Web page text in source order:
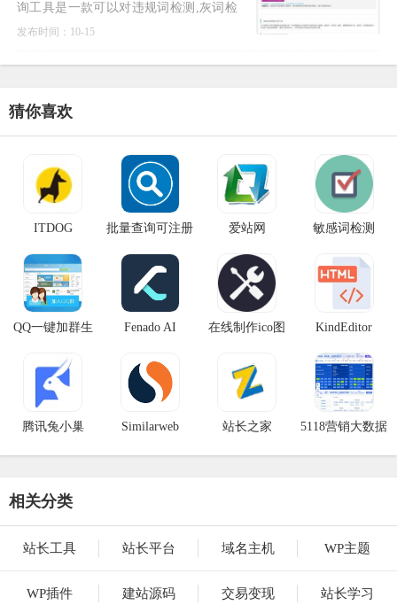
询工具是一款可以对违规词检测,灰词检
测,网络敏感词汇在线检测过滤 的工具。
发布时间：10-15
猜你喜欢
ITDOG
批量查询可注册
爱站网 敏感词检测
QQ一键加群生
Fenado AI
在线制作ico图
KindEditor
腾讯兔小巢 Similarweb 站长之家 5118营销大数据
相关分类
站长工具 站长平台 域名主机 WP主题
WP插件 建站源码 交易变现 站长学习